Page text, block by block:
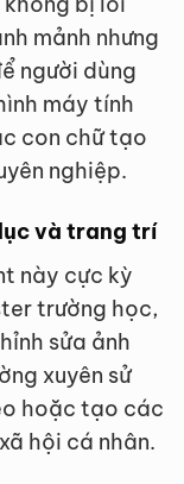
mảnh nhưng
người dùng
máy tính
con chữ tạo
nghiệp.
và trang trí
này cực kỳ
trường học,
sửa ảnh
xuyên sử
hoặc tạo các
hội cá nhân.